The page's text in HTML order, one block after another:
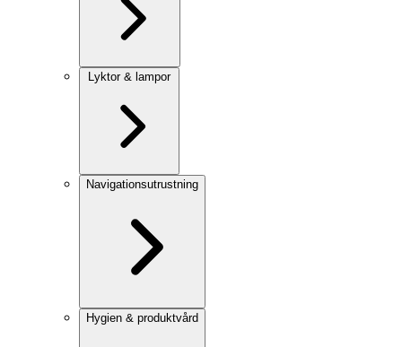
Lyktor & lampor
Navigationsutrustning
Hygien & produktvård